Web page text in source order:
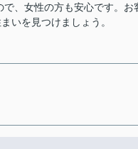
、女性の方も安心です。お
いを見つけましょう。